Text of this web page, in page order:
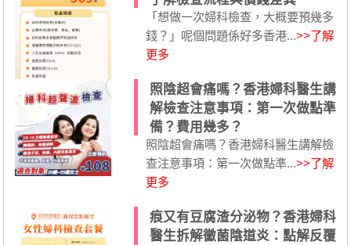
「想做一次婦科檢查，大概要預幾多
錢？」呢個問題係好多香港...>>了解
更多
照陰超會痛嗎？香港婦科醫生講
解檢查注意事項：第一次做點準
備？費用幾多？
照陰超會痛嗎？香港婦科醫生講解檢
查注意事項：第一次做點準...>>了解
更多
痕又有豆腐渣分泌物？香港婦科
醫生拆解黴菌陰道炎：點解反覆